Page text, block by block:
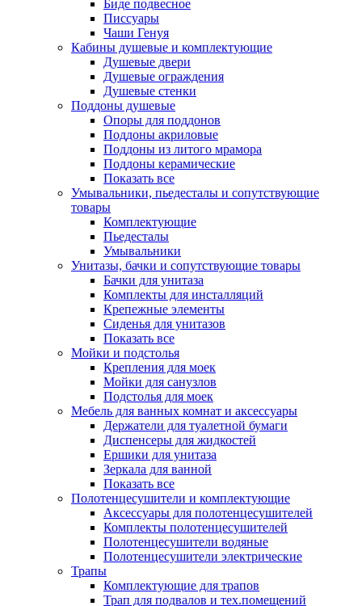
Биде подвесное
Писсуары
Чаши Генуя
Кабины душевые и комплектующие
Душевые двери
Душевые ограждения
Душевые стенки
Поддоны душевые
Опоры для поддонов
Поддоны акриловые
Поддоны из литого мрамора
Поддоны керамические
Показать все
Умывальники, пьедесталы и сопутствующие
товары
Комплектующие
Пьедесталы
Умывальники
Унитазы, бачки и сопутствующие товары
Бачки для унитаза
Комплекты для инсталляций
Крепежные элементы
Сиденья для унитазов
Показать все
Мойки и подстолья
Крепления для моек
Мойки для санузлов
Подстолья для моек
Мебель для ванных комнат и аксессуары
Держатели для туалетной бумаги
Диспенсеры для жидкостей
Ершики для унитаза
Зеркала для ванной
Показать все
Полотенцесушители и комплектующие
Аксессуары для полотенцесушителей
Комплекты полотенцесушителей
Полотенцесушители водяные
Полотенцесушители электрические
Трапы
Комплектующие для трапов
Трап для подвалов и тех.помещений